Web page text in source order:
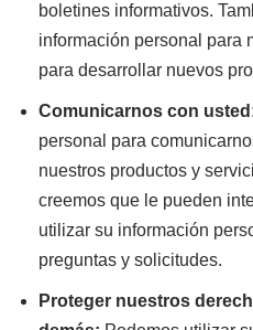
boletines informativos.
información personal para
para desarrollar nuevos
Comunicarnos con
personal para
nuestros productos y
creemos que le pueden
utilizar su información
preguntas y solicitudes.
Proteger nuestros